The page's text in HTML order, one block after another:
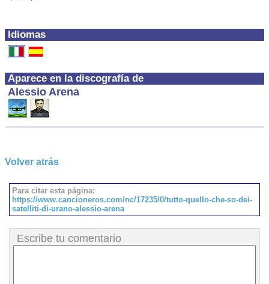
Idiomas
Aparece en la discografía de
Alessio Arena
Volver atrás
Para citar esta página:
https://www.cancioneros.com/nc/17235/0/tutto-quello-che-so-dei-
satelliti-di-urano-alessio-arena
Escribe tu comentario